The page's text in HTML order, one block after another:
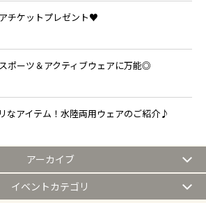
チケットプレゼント♥
ポーツ＆アクティブウェアに万能◎
なアイテム！水陸両用ウェアのご紹介♪
アーカイブ
イベントカテゴリ